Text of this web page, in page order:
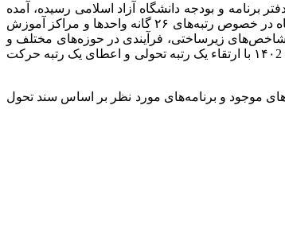
برنامه و بودجه دانشگاه آزاد اسلامی رسیده، آمده
است؛ در راستای محورهای راهبردی سند تحول و تعالی دانشگاه و با هدف اعتلای جایگاه واحدهای دانشگاهی و با استناد مصوبه هیات امنای محترم دانشگاه در خصوص رتبه‌های ۲۶ گانه واحدها و مراکز آموزش
شاخص‌های زیرساختی، فرآیندی در حوزه‌های مختلف و
تصویب در جلسه مورخ ۲۵ دی ۱۴۰۲ شورای معاونین و تایید ریاست محترم دانشگاه به موجب این گواهی، رتبه آن واحد دانشگاهی در ارزیابی سال ۱۴۰3 – ۱۴۰2 با ارتقاء یک رتبه تحولی و اعطای یک رتبه حرکت
موجود و برنامه‌های مورد نظر بر اساس سند تحول